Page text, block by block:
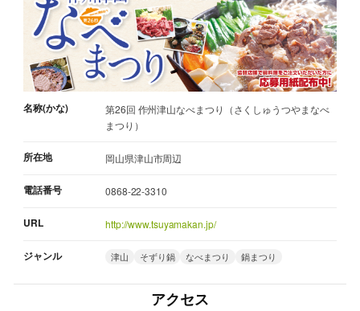
名称(かな)
第26回 作州津山なべまつり（さくしゅうつやまなべ
まつり）
所在地 岡山県津山市周辺
電話番号 0868-22-3310
URL http://www.tsuyamakan.jp/
ジャンル 津山 そずり鍋 なべまつり 鍋まつり
アクセス